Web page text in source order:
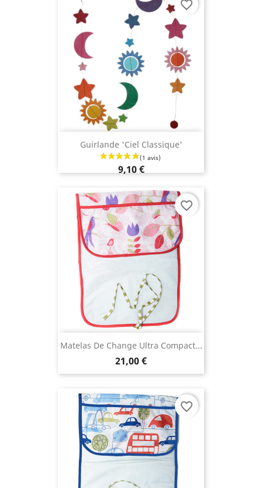
Guirlande 'Ciel Classique'
9,10 €
favorite_border
Matelas De Change Ultra Compact...
21,00 €
favorite_border
favorite_border